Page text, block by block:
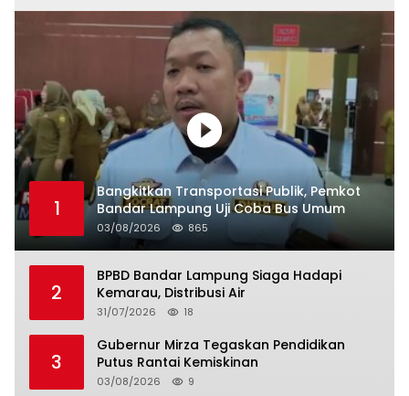
1
Bangkitkan Transportasi Publik, Pemkot
Bandar Lampung Uji Coba Bus Umum
03/08/2026 865
2
BPBD Bandar Lampung Siaga Hadapi
Kemarau, Distribusi Air
31/07/2026 18
3
Gubernur Mirza Tegaskan Pendidikan
Putus Rantai Kemiskinan
03/08/2026 9